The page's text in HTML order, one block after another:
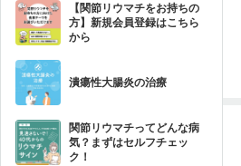
【関節リウマチをお持ちの
方】新規会員登録はこちら
から
潰瘍性大腸炎の治療
関節リウマチってどんな病
気？まずはセルフチェッ
ク！